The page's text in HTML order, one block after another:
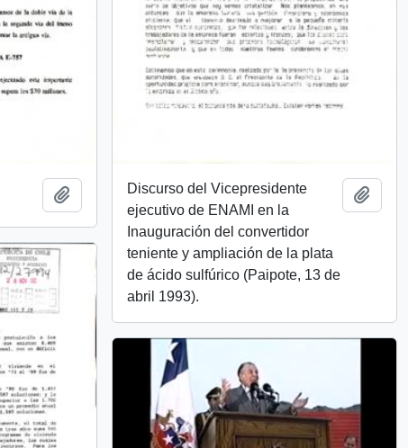
Añadir al portapapeles
Discurso del Vicepresidente
ejecutivo de ENAMI en la
Inauguración del convertidor
teniente y ampliación de la plata
de ácido sulfúrico (Paipote, 13 de
abril 1993).